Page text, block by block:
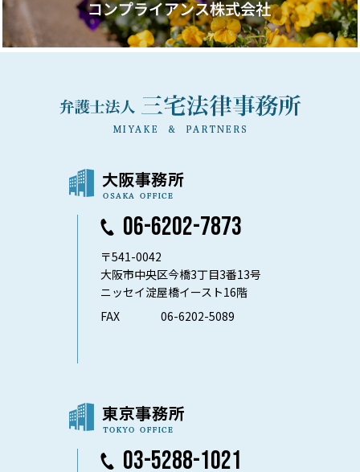
06-6202-7873
〒541-0042
大阪市中央区今橋3丁目3番13号
ニッセイ淀屋橋イースト16階
FAX
06-6202-5089
03-5288-1021